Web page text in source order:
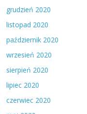
grudzień 2020
listopad 2020
październik 2020
wrzesień 2020
sierpień 2020
lipiec 2020
czerwiec 2020